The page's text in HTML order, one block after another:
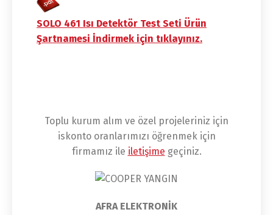
SOLO 461 Isı Detektör Test Seti Ürün
Şartnamesi İndirmek için tıklayınız.
Toplu kurum alım ve özel projeleriniz için
iskonto oranlarımızı öğrenmek için
firmamız ile iletişime geçiniz.
AFRA ELEKTRONİK